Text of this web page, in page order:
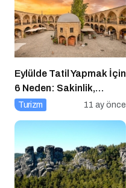
Eylülde Tatil Yapmak İçin
6 Neden: Sakinlik,
Ekonomi ve Keyif Bir
Turizm 11 ay önce